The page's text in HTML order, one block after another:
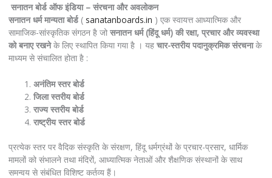
सनातन बोर्ड ऑफ इंडिया– संरचना और अवलोकन
सनातन धर्म मान्यता बोर्ड( sanatanboards.in ) एक स्वायत्त आध्यात्मिक और
सामाजिक-सांस्कृतिक संगठन है जो सनातन धर्म (हिंदू धर्म) की रक्षा, प्रचार और व्यवस्था
को बनाए रखनेके लिए स्थापित किया गया है । यह चार-स्तरीय पदानुक्रमिक संरचनाके
माध्यम से संचालित होता है :
अनंतिम स्तर बोर्ड
जिला स्तरीय बोर्ड
राज्य स्तरीय बोर्ड
राष्ट्रीय स्तर बोर्ड
प्रत्येक स्तर पर वैदिक संस्कृति के संरक्षण, हिंदू धर्मग्रंथों के प्रचार-प्रसार, धार्मिक
मामलों को संभालने तथा मंदिरों, आध्यात्मिक नेताओं और शैक्षणिक संस्थानों के साथ
समन्वय से संबंधित विशिष्ट कर्तव्य हैं।